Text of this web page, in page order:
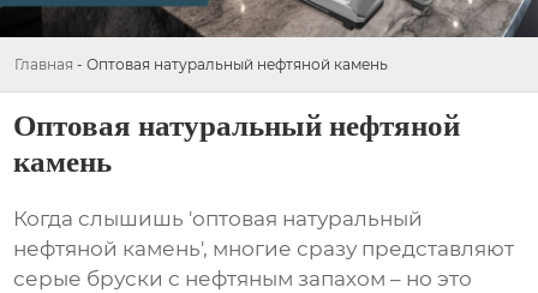
Главная - Оптовая натуральный нефтяной камень
Оптовая натуральный нефтяной
камень
Когда слышишь 'оптовая натуральный
нефтяной камень', многие сразу представляют
серые бруски с нефтяным запахом – но это